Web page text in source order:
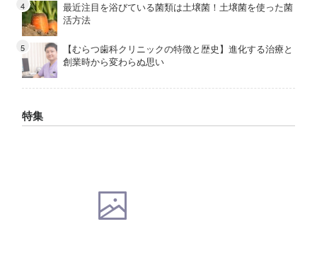
最近注目を浴びている菌類は土壌菌！土壌菌を使った菌
活方法
【むらつ歯科クリニックの特徴と歴史】進化する治療と
創業時から変わらぬ思い
特集